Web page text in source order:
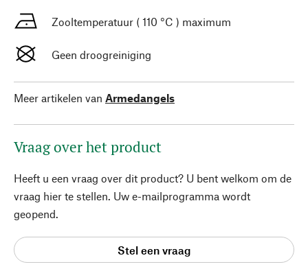
Zooltemperatuur ( 110 °C ) maximum
Geen droogreiniging
Meer artikelen van Armedangels
Vraag over het product
Heeft u een vraag over dit product? U bent welkom om de
vraag hier te stellen. Uw e-mailprogramma wordt
geopend.
Stel een vraag